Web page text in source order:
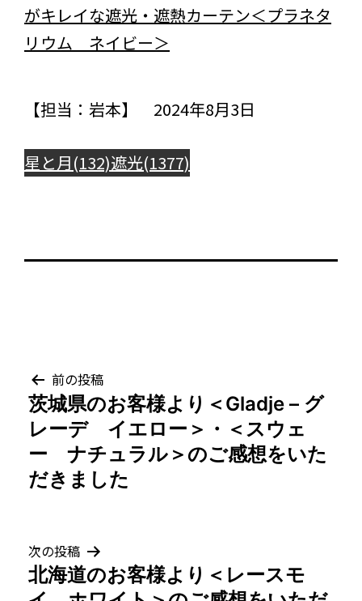
がキレイな遮光・遮熱カーテン＜プラネタ
リウム ネイビー＞
【担当：岩本】 2024年8月3日
星と月(132)遮光(1377)
投
稿
ナ
ビ
ー
前の投稿
茨城県のお客様より＜Gladje – グ
レーデ イエロー＞・＜スウェ
ー ナチュラル＞のご感想をいた
だきました
次の投稿
北海道のお客様より＜レースモ